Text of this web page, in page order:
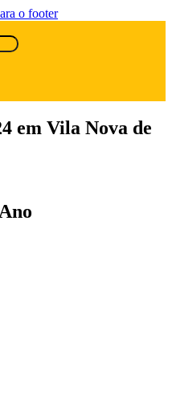
o footer
em Vila Nova de